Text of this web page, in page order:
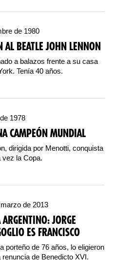
de 1980
AL BEATLE JOHN LENNON
a balazos frente a su casa
Tenía 40 años.
1978
CAMPEÓN MUNDIAL
dirigida por Menotti, conquista
vez la Copa.
de 2013
ARGENTINO: JORGE
ES FRANCISCO
porteño de 76 años, lo eligieron
renuncia de Benedicto XVI.